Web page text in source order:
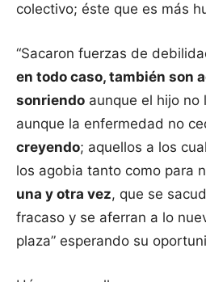
colectivo; éste que es más
“Sacaron fuerzas de
en todo caso, también son
sonriendo aunque el hijo no
aunque la enfermedad no
creyendo; aquellos a los
los agobia tanto como para
una y otra vez, que se
fracaso y se aferran a lo
plaza” esperando su